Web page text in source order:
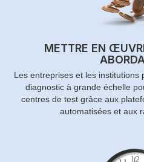
METTRE EN
Les entreprises et les institutions
diagnostic à grande échelle
centres de test grâce aux
automatisées et aux